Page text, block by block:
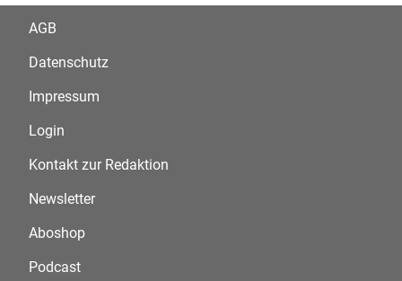
AGB
Datenschutz
Impressum
Login
Kontakt zur Redaktion
Newsletter
Aboshop
Podcast